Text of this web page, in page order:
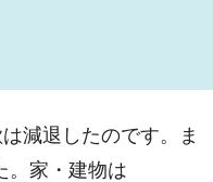
減退したのです。ま
。家・建物は